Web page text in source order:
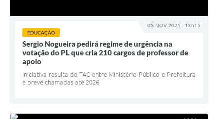
03 NOV 2025 - 13h15
EDUCAÇÃO
Sergio Nogueira pedirá regime de urgência na
votação do PL que cria 210 cargos de professor de
apoio
Iniciativa resulta de TAC entre Ministério Público e Prefeitura
e prevê chamadas até 2026